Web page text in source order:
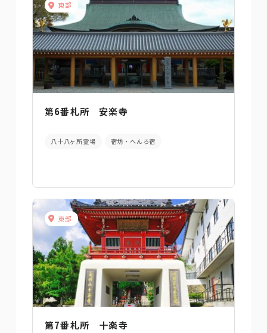
東部
第6番札所 安楽寺
八十八ヶ所霊場 宿坊・へんろ宿
東部
第7番札所 十楽寺